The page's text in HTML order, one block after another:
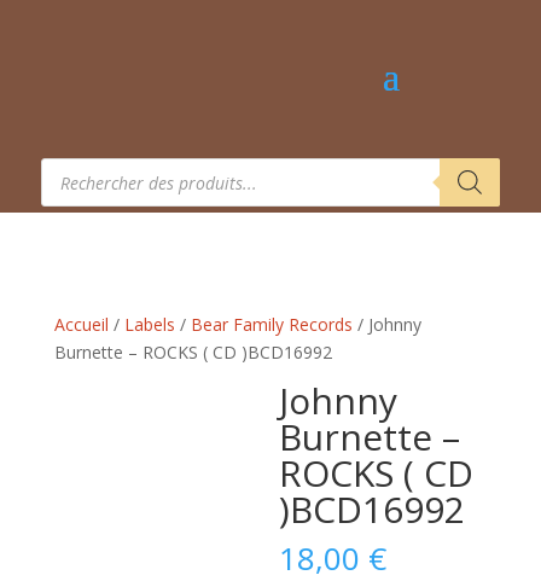
Recherche
produits
Accueil / Labels / Bear Family Records / Johnny
Burnette – ROCKS ( CD ) BCD16992
Johnny
Burnette –
ROCKS ( CD
) BCD16992
18,00 €